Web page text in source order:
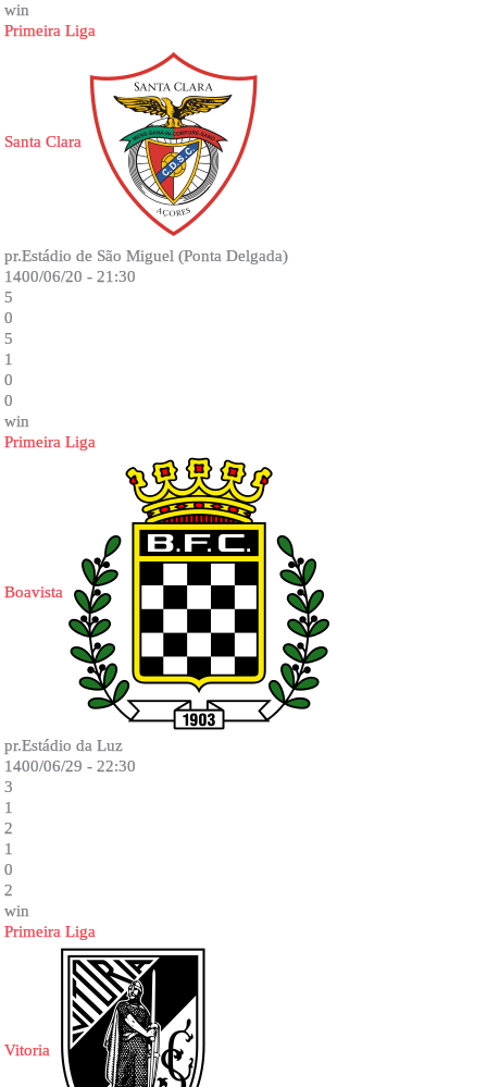
win
Primeira Liga
Santa Clara
pr.Estádio de São Miguel (Ponta Delgada)
1400/06/20 - 21:30
5
0
5
1
0
0
win
Primeira Liga
Boavista
pr.Estádio da Luz
1400/06/29 - 22:30
3
1
2
1
0
2
win
Primeira Liga
Vitoria